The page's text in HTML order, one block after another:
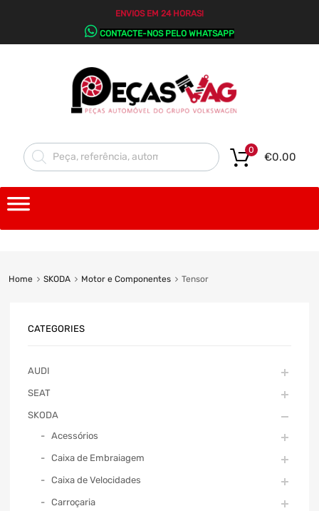
ENVIOS EM 24 HORAS!
CONTACTE-NOS PELO WHATSAPP
€0.00
0
Home SKODA Motor e Componentes Tensor
CATEGORIES
AUDI
SEAT
SKODA
Acessórios
Caixa de Embraiagem
Caixa de Velocidades
Carroçaria